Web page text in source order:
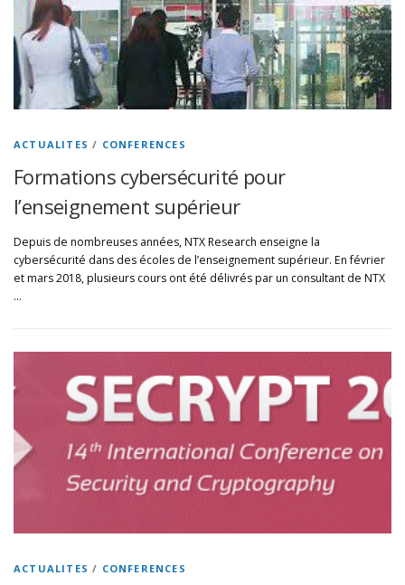
ACTUALITES / CONFERENCES
Formations cybersécurité pour
l’enseignement supérieur
Depuis de nombreuses années, NTX Research enseigne la
cybersécurité dans des écoles de l’enseignement supérieur. En février
et mars 2018, plusieurs cours ont été délivrés par un consultant de NTX
…
ACTUALITES / CONFERENCES